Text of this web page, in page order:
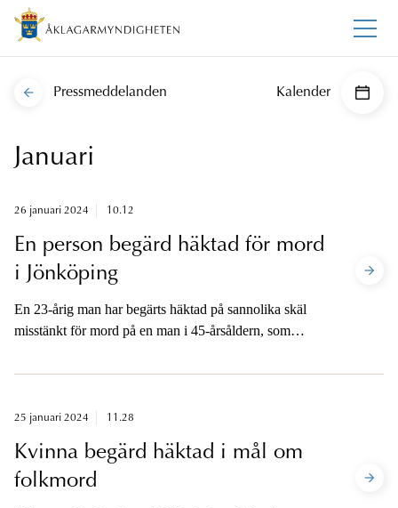
Pressmeddelanden Kalender
Januari
26 januari 2024 10.12
En person begärd häktad för mord
i Jönköping
En 23-årig man har begärts häktad på sannolika skäl
misstänkt för mord på en man i 45-årsåldern, som
januari. Häktningsförhandling äger rum under
häktningsförhandlingen avslutats.
25 januari 2024 11.28
Kvinna begärd häktad i mål om
folkmord